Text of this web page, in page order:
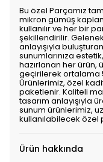
Bu özel Parçamız
mikron gümüş
kullanılır ve her bir
şekillendirilir.
anlayışıyla
sunumlarınıza
hazırlanan her
geçirilerek ortalama
Ürünlerimiz, özel
paketlenir. Kaliteli
tasarım anlayışıyla
sunum ürünlerimiz,
kullanılabilecek özel
Ürün hakkında